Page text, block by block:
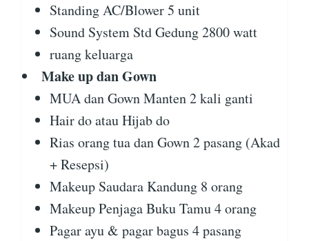
Standing AC/Blower 5 unit
Sound System Std Gedung 2800 watt
ruang keluarga
Make up dan Gown
MUA dan Gown Manten 2 kali ganti
Hair do atau Hijab do
Rias orang tua dan Gown 2 pasang (Akad
+ Resepsi)
Makeup Saudara Kandung 8 orang
Makeup Penjaga Buku Tamu 4 orang
Pagar ayu & pagar bagus 4 pasang